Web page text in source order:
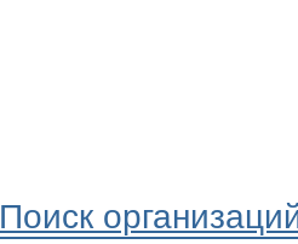
Поиск